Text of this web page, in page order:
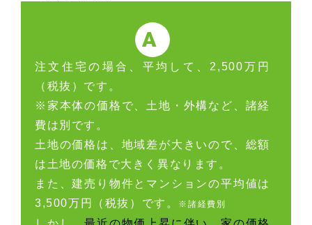
A
注文住宅の場合、平均して、2,500万円
（税抜）です。
※家本体の価格で、土地・外構など、諸経
費は別です。
土地の価格は、地域差が大きいので、総額
は土地の価格で大きく異なります。
また、建売り物件とマンションの平均値は
3,500万円（税抜）です。
※諸経費別